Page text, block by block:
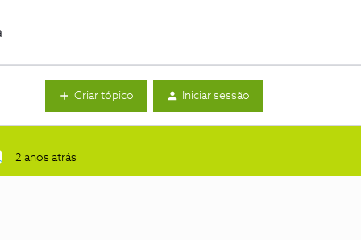
Criar tópico Iniciar sessão
2 anos atrás